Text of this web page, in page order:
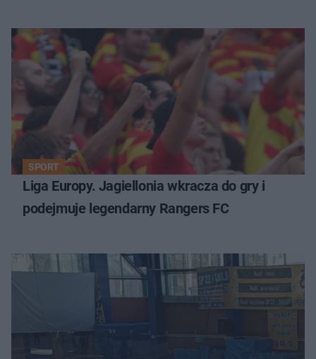
SPORT
Liga Europy. Jagiellonia wkracza do gry i
podejmuje legendarny Rangers FC